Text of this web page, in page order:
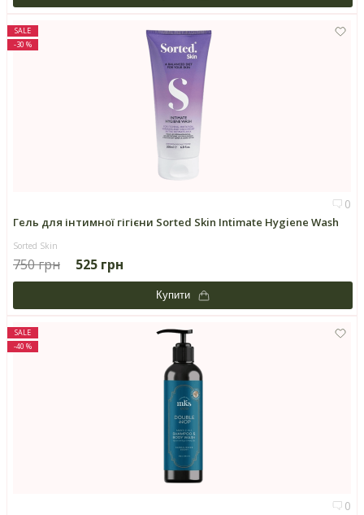
SALE
-30 %
0
Гель для інтимної гігієни Sorted Skin Intimate Hygiene Wash
Sorted Skin
750 грн 525 грн
Купити
SALE
-40 %
0